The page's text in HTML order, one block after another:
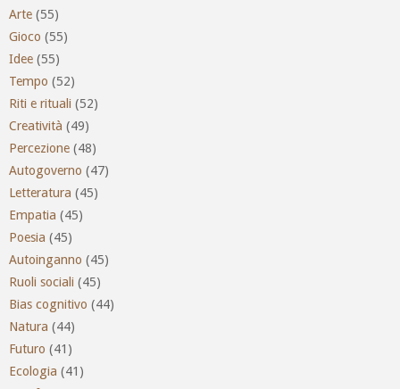
Arte (55)
Gioco (55)
Idee (55)
Tempo (52)
Riti e rituali (52)
Creatività (49)
Percezione (48)
Autogoverno (47)
Letteratura (45)
Empatia (45)
Poesia (45)
Autoinganno (45)
Ruoli sociali (45)
Bias cognitivo (44)
Natura (44)
Futuro (41)
Ecologia (41)